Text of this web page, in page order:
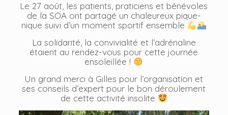
Le 27 août, les patients, praticiens et bénévoles
de la SOA ont partagé un chaleureux pique-
nique suivi d’un moment sportif ensemble
La solidarité, la convivialité et l’adrénaline
étaient au rendez-vous pour cette journée
ensoleillée !
Un grand merci à Gilles pour l’organisation et
ses conseils d’expert pour le bon déroulement
de cette activité insolite